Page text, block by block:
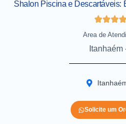
Shalon Piscina e Descartáveis:
Area de
Itanhaém
Solicite um